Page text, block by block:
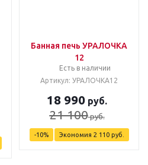
Банная печь УРАЛОЧКА
12
Есть в наличии
Артикул: УРАЛОЧКА12
18 990 руб.
21 100руб.
-10% Экономия 2 110руб.